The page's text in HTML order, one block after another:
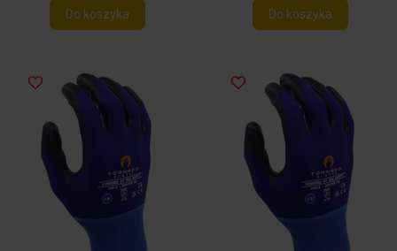
Do koszyka Do koszyka